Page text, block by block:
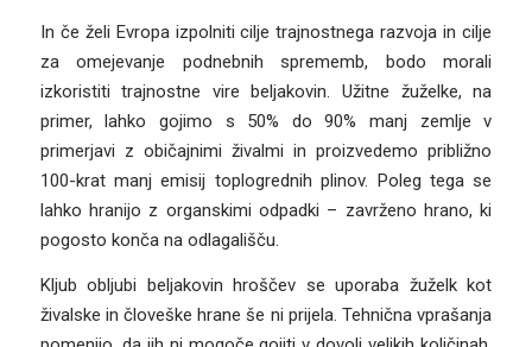
In če želi Evropa izpolniti cilje trajnostnega razvoja in cilje
za omejevanje podnebnih sprememb, bodo morali
izkoristiti trajnostne vire beljakovin. Užitne žuželke, na
primer, lahko gojimo s 50% do 90% manj zemlje v
primerjavi z običajnimi živalmi in proizvedemo približno
100-krat manj emisij toplogrednih plinov. Poleg tega se
lahko hranijo z organskimi odpadki – zavrženo hrano, ki
pogosto konča na odlagališču.
Kljub obljubi beljakovin hroščev se uporaba žuželk kot
živalske in človeške hrane še ni prijela. Tehnična vprašanja